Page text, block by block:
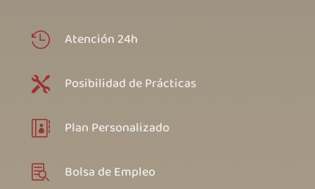
 Atención 24h
 Posibilidad de Prácticas
 Plan Personalizado
 Bolsa de Empleo